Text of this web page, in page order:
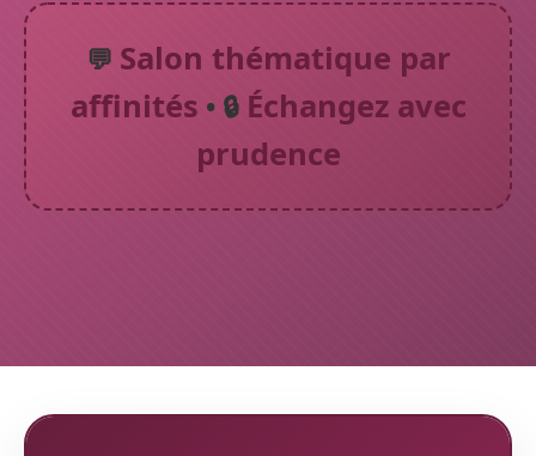
💬 Salon thématique par
affinités • 🔒 Échangez avec
prudence